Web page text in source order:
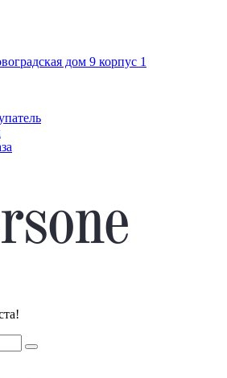
дом 9 корпус 1